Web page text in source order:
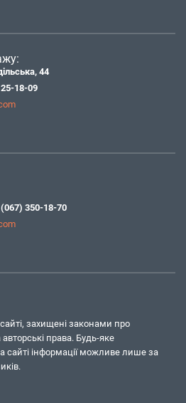
44
25-18-09
(067) 350-18-70
захищені законами про
авторські права. Будь-яке
сайті інформації можливе лише за